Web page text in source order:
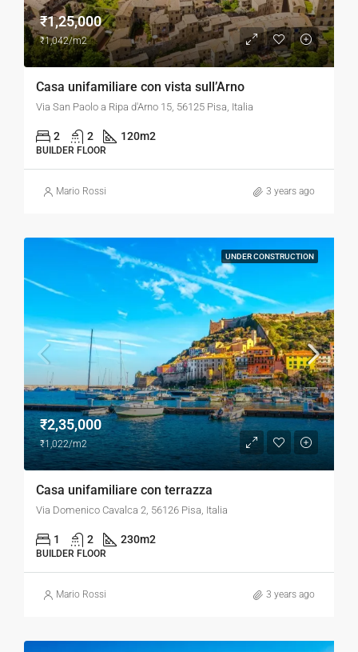
₹1,25,000
₹1,042/m2
Casa unifamiliare con vista sull’Arno
Via San Paolo a Ripa d'Arno 15, 56125 Pisa, Italia
2 2 120m2
BUILDER FLOOR
Mario Rossi 3 years ago
UNDER CONSTRUCTION
₹2,35,000
₹1,022/m2
Casa unifamiliare con terrazza
Via Domenico Cavalca 2, 56126 Pisa, Italia
1 2 230m2
BUILDER FLOOR
Mario Rossi 3 years ago